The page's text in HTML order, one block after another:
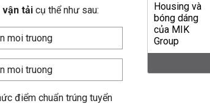
vận tải cụ thể như sau:
điểm chuẩn trúng tuyển